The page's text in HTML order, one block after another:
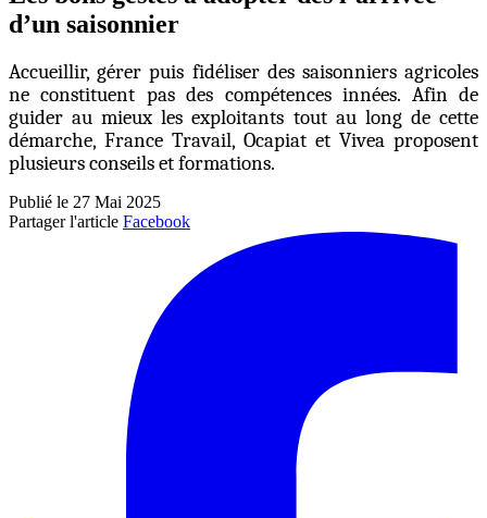
d’un saisonnier
Accueillir, gérer puis fidéliser des saisonniers agricoles
ne constituent pas des compétences innées. Afin de
guider au mieux les exploitants tout au long de cette
démarche, France Travail, Ocapiat et Vivea proposent
plusieurs conseils et formations.
Publié le 27 Mai 2025
Partager l'article Facebook